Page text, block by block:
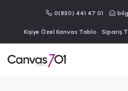
0(850) 441 47 01
Kişiye Özel Kanvas Tablo Sipariş